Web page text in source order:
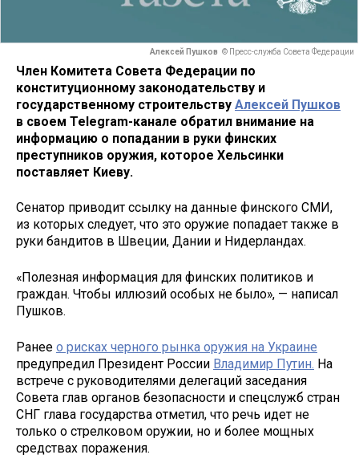
Алексей Пушков © Пресс-служба Совета Федерации
Член Комитета Совета Федерации по
конституционному законодательству и
государственному строительству Алексей Пушков
в своем Telegram-канале обратил внимание на
информацию о попадании в руки финских
преступников оружия, которое Хельсинки
поставляет Киеву.
Сенатор приводит ссылку на данные финского СМИ,
из которых следует, что это оружие попадает также в
руки бандитов в Швеции, Дании и Нидерландах.
«Полезная информация для финских политиков и
граждан. Чтобы иллюзий особых не было», — написал
Пушков.
Ранее о рисках черного рынка оружия на Украине
предупредил Президент России Владимир Путин. На
встрече с руководителями делегаций заседания
Совета глав органов безопасности и спецслужб стран
СНГ глава государства отметил, что речь идет не
только о стрелковом оружии, но и более мощных
средствах поражения.